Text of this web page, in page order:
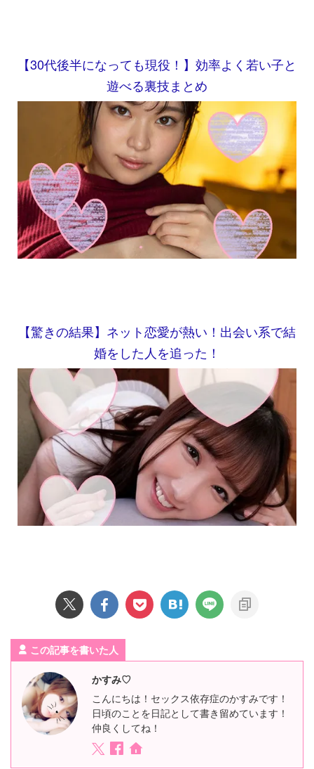
【30代後半になっても現役！】効率よく若い子と
遊べる裏技まとめ
【驚きの結果】ネット恋愛が熱い！出会い系で結
婚をした人を追った！
この記事を書いた人
かすみ♡
こんにちは！セックス依存症のかすみです！
日頃のことを日記として書き留めています！
仲良くしてね！